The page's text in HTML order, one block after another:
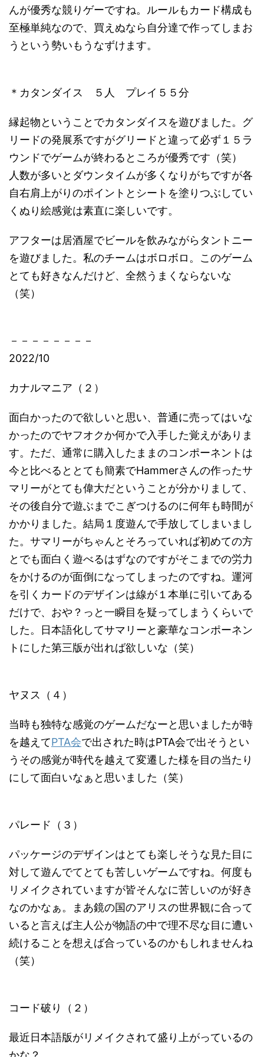
んが優秀な競りゲーですね。ルールもカード構成も
至極単純なので、買えぬなら自分達で作ってしまお
うという勢いもうなずけます。
＊カタンダイス ５人 プレイ５５分
縁起物ということでカタンダイスを遊びました。グ
リードの発展系ですがグリードと違って必ず１５ラ
ウンドでゲームが終わるところが優秀です（笑）
人数が多いとダウンタイムが多くなりがちですが各
自右肩上がりのポイントとシートを塗りつぶしてい
くぬり絵感覚は素直に楽しいです。
アフターは居酒屋でビールを飲みながらタントニー
を遊びました。私のチームはボロボロ。このゲーム
とても好きなんだけど、全然うまくならないな
（笑）
－－－－－－－－
2022/10
カナルマニア（２）
面白かったので欲しいと思い、普通に売ってはいな
かったのでヤフオクか何かで入手した覚えがありま
す。ただ、通常に購入したままのコンポーネントは
今と比べるととても簡素でHammerさんの作ったサ
マリーがとても偉大だということが分かりまして、
その後自分で遊ぶまでこぎつけるのに何年も時間が
かかりました。結局１度遊んで手放してしまいまし
た。サマリーがちゃんとそろっていれば初めての方
とでも面白く遊べるはずなのですがそこまでの労力
をかけるのが面倒になってしまったのですね。運河
を引くカードのデザインは線が１本単に引いてある
だけで、おや？っと一瞬目を疑ってしまうくらいで
した。日本語化してサマリーと豪華なコンポーネン
トにした第三版が出れば欲しいな（笑）
ヤヌス（４）
当時も独特な感覚のゲームだなーと思いましたが時
を越えてPTA会で出された時はPTA会で出そうとい
うその感覚が時代を越えて変遷した様を目の当たり
にして面白いなぁと思いました（笑）
パレード（３）
パッケージのデザインはとても楽しそうな見た目に
対して遊んでてとても苦しいゲームですね。何度も
リメイクされていますが皆そんなに苦しいのが好き
なのかなぁ。まあ鏡の国のアリスの世界観に合って
いると言えば主人公が物語の中で理不尽な目に遭い
続けることを想えば合っているのかもしれませんね
（笑）
コード破り（２）
最近日本語版がリメイクされて盛り上がっているの